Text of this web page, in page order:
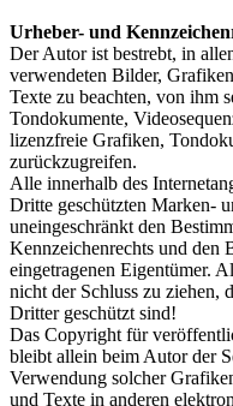
Urheber- und
Der Autor ist bestrebt, in
verwendeten Bilder,
Texte zu beachten, von ihm
Tondokumente,
lizenzfreie Grafiken,
zurückzugreifen.
Alle innerhalb des
Dritte geschützten Marken-
uneingeschränkt den
Kennzeichenrechts und den
eingetragenen Eigentümer.
nicht der Schluss zu ziehen,
Dritter geschützt sind!
Das Copyright für
bleibt allein beim Autor der
Verwendung solcher
und Texte in anderen